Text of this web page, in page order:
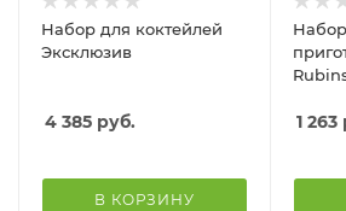
Набор для коктейлей
Эксклюзив
4 385 руб.
В КОРЗИНУ
1 263